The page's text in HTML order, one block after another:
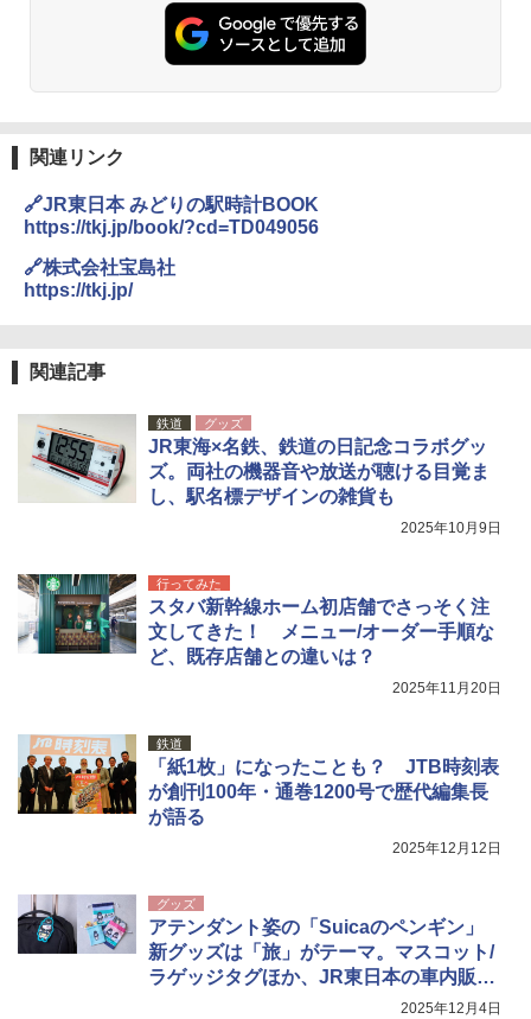
関連リンク
🔗JR東日本 みどりの駅時計BOOK
https://tkj.jp/book/?cd=TD049056
🔗株式会社宝島社
https://tkj.jp/
関連記事
鉄道 グッズ
JR東海×名鉄、鉄道の日記念コラボグッ
ズ。両社の機器音や放送が聴ける目覚ま
し、駅名標デザインの雑貨も
2025年10月9日
行ってみた
スタバ新幹線ホーム初店舗でさっそく注
文してきた！ メニュー/オーダー手順な
ど、既存店舗との違いは？
2025年11月20日
鉄道
「紙1枚」になったことも？ JTB時刻表
が創刊100年・通巻1200号で歴代編集長
が語る
2025年12月12日
グッズ
アテンダント姿の「Suicaのペンギン」
新グッズは「旅」がテーマ。マスコット/
ラゲッジタグほか、JR東日本の車内販売
2025年12月4日